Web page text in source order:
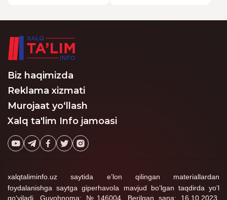
fanlarga qiziqishlarini va
qilish imkoniyati
yaratiladi.
berilishi belgilangan.
Biz haqimizda
Reklama xizmati
Murojaat yo‘llash
Xalq ta'lim Info jamoasi
xalqtaliminfo.uz saytida e’lon qilingan materiallardan
foydalanishga saytga giperhavola mavjud bo‘lgan taqdirda yo‘l
qo‘yiladi. Guvohnoma: №146004. Berilgan sana: 16.10.2023.